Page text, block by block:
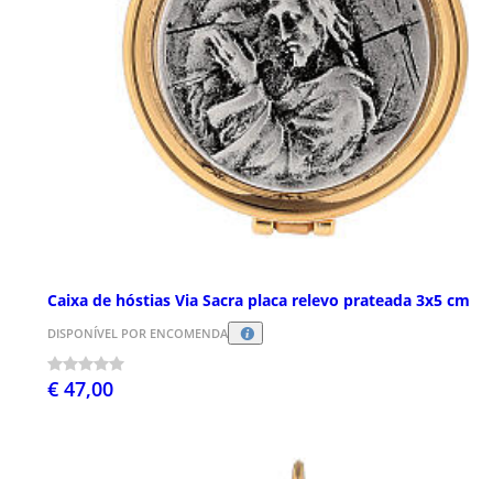
Caixa de hóstias Via Sacra placa relevo prateada 3x5 cm
DISPONÍVEL POR ENCOMENDA
€ 47,00